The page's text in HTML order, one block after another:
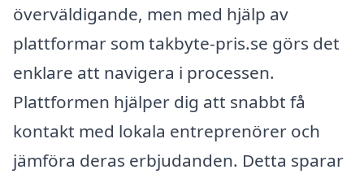
överväldigande, men med hjälp av
plattformar som takbyte-pris.se görs det
enklare att navigera i processen.
Plattformen hjälper dig att snabbt få
kontakt med lokala entreprenörer och
jämföra deras erbjudanden. Detta sparar